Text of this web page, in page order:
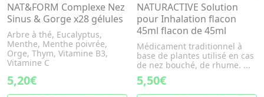
NAT&FORM Complexe Nez
Sinus & Gorge x28 gélules
Arbre à thé, Eucalyptus,
Menthe, Menthe poivrée,
Orge, Thym, Vitamine B3,
Vitamine C
5,20€
NATURACTIVE Solution
pour Inhalation flacon
45ml flacon de 45ml
Médicament traditionnel à
base de plantes utilisé en cas
de nez bouché, de rhume. ...
5,50€